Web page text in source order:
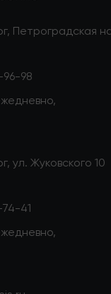
Петроградская
96-98
ул. Жуковского 10
74-41